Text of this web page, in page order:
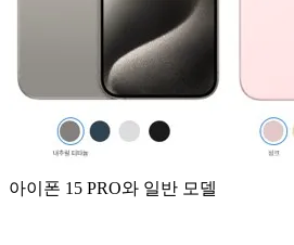
아이폰 15 PRO와 일반 모델